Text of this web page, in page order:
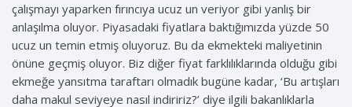
çalışmayı yaparken fırıncıya ucuz un veriyor gibi yanlış bir
anlaşılma oluyor. Piyasadaki fiyatlara baktığımızda yüzde 50
ucuz un temin etmiş oluyoruz. Bu da ekmekteki maliyetinin
önüne geçmiş oluyor. Biz diğer fiyat farklılıklarında olduğu gibi
ekmeğe yansıtma taraftarı olmadık bugüne kadar, ‘Bu artışları
daha makul seviyeye nasıl indiririz?’ diye ilgili bakanlıklarla